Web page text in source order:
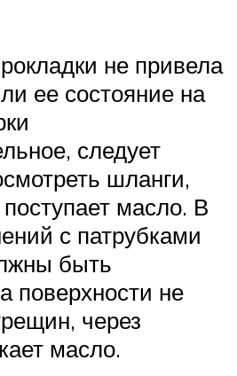
не привела
ее состояние на
следует
шланги,
масло. В
с патрубками
быть
поверхности не
через
масло.